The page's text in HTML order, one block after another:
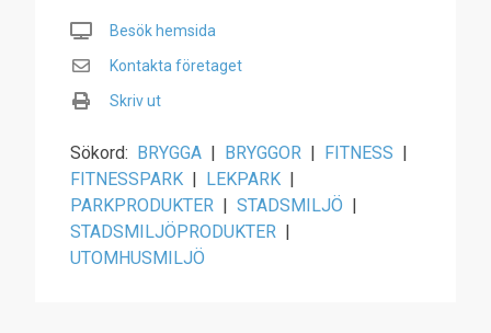
Besök hemsida
Kontakta företaget
Skriv ut
Sökord: BRYGGA | BRYGGOR | FITNESS |
FITNESSPARK | LEKPARK |
PARKPRODUKTER | STADSMILJÖ |
STADSMILJÖPRODUKTER |
UTOMHUSMILJÖ